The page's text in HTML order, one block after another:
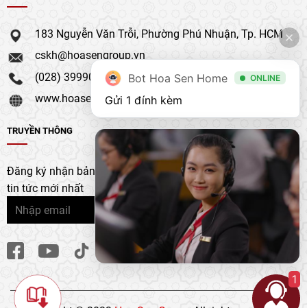
183 Nguyễn Văn Trỗi, Phường Phú Nhuận, Tp. HCM
cskh@hoasengroup.vn
(028) 39990 111
www.hoasengroup.vn
TRUYỀN THÔNG
Đăng ký nhận bản tin của chúng tôi để nhận bản cập nhật &
tin tức mới nhất
Bot Hoa Sen Home ONLINE
Gửi 1 đính kèm
1